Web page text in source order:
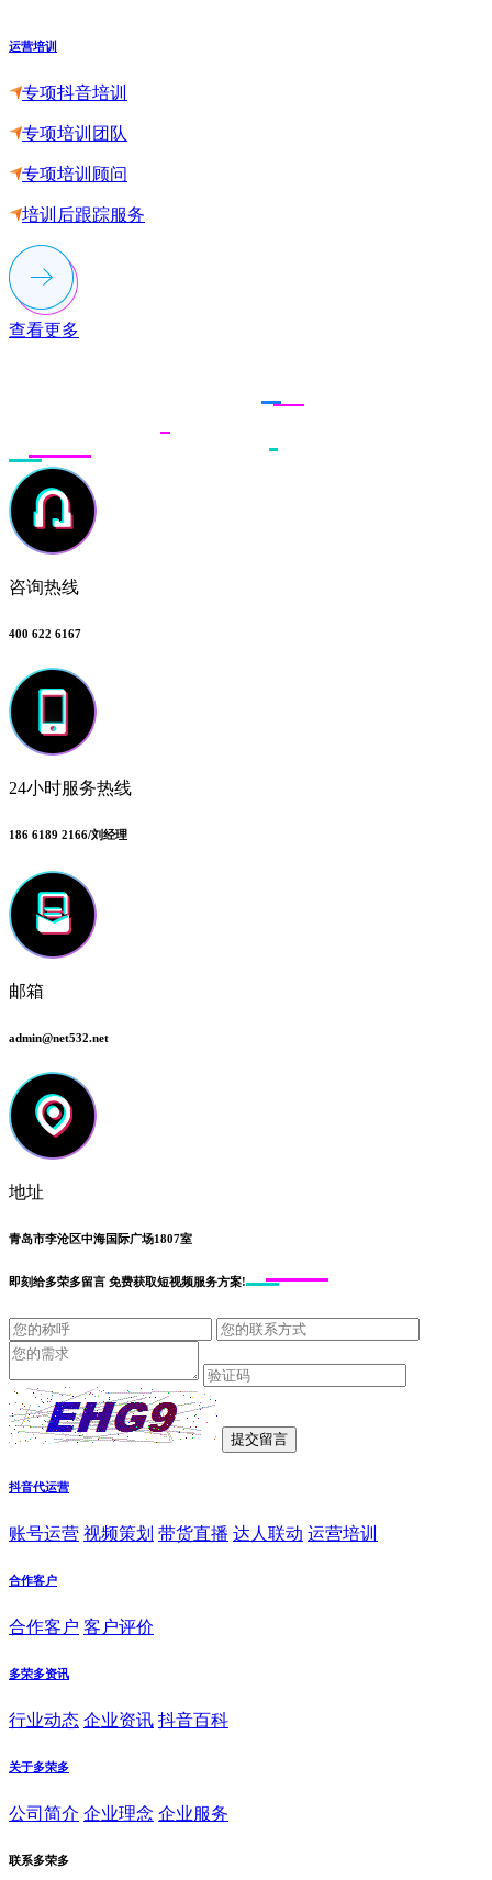
运营培训
专项抖音培训
专项培训团队
专项培训顾问
培训后跟踪服务
查看更多
咨询热线
400 622 6167
24小时服务热线
186 6189 2166/刘经理
邮箱
admin@net532.net
地址
青岛市李沧区中海国际广场1807室
即刻给多荣多留言 免费获取短视频服务方案!
抖音代运营
账号运营 视频策划 带货直播 达人联动 运营培训
合作客户
合作客户 客户评价
多荣多资讯
行业动态 企业资讯 抖音百科
关于多荣多
公司简介 企业理念 企业服务
联系多荣多